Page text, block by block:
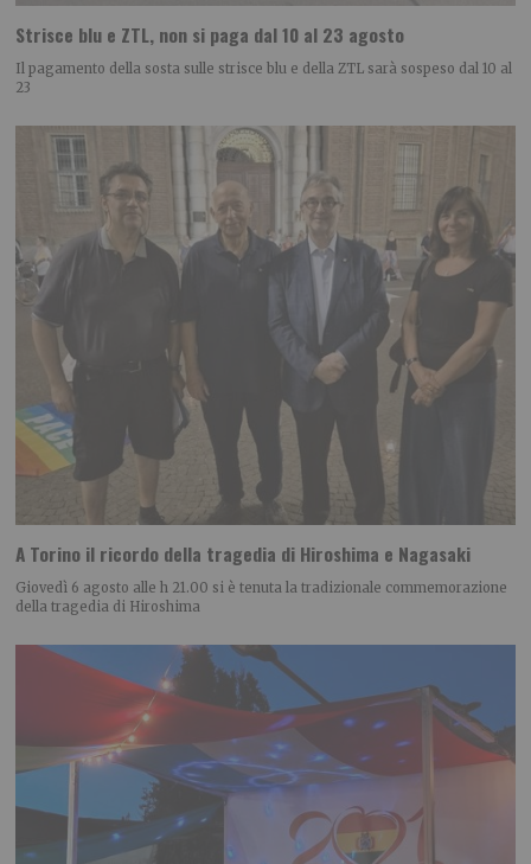
Strisce blu e ZTL, non si paga dal 10 al 23 agosto
Il pagamento della sosta sulle strisce blu e della ZTL sarà sospeso dal 10 al
23
A Torino il ricordo della tragedia di Hiroshima e Nagasaki
Giovedì 6 agosto alle h 21.00 si è tenuta la tradizionale commemorazione
della tragedia di Hiroshima